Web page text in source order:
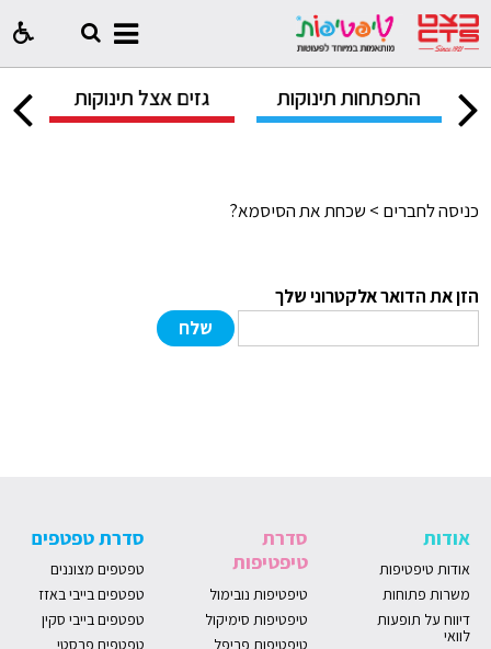
התפתחות תינוקות גזים אצל תינוקות
כניסה לחברים > שכחת את הסיסמא?
הזן את הדואר אלקטרוני שלך
אודות
אודות טיפטיפות
משרות פתוחות
דיווח על תופעות
לוואי
סדרת
טיפטיפות
טיפטיפות נובימול
טיפטיפות סימיקול
טיפטיפות פריפל
סדרת טפטפים
טפטפים מצוננים
טפטפים בייבי באזז
טפטפים בייבי סקין
טפטפים פרסטי